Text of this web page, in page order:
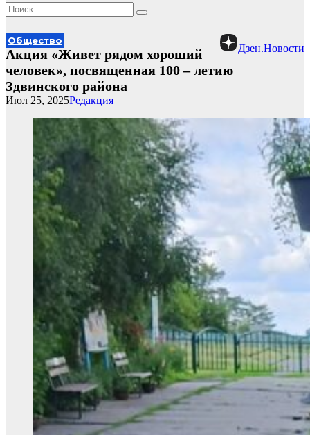
Дзен.Новости
Общество
Акция «Живет рядом хороший
человек», посвященная 100 – летию
Здвинского района
Редакция
Июл 25, 2025